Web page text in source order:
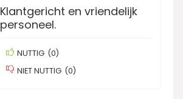
Klantgericht en vriendelijk
personeel.
NUTTIG (0)
NIET NUTTIG (0)